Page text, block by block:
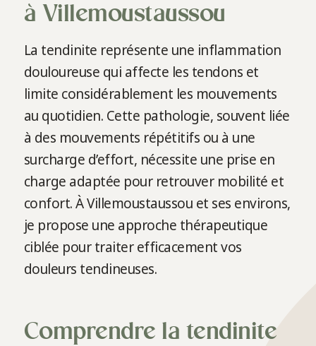
à Villemoustaussou
La tendinite représente une inflammation
douloureuse qui affecte les tendons et
limite considérablement les mouvements
au quotidien. Cette pathologie, souvent liée
à des mouvements répétitifs ou à une
surcharge d’effort, nécessite une prise en
charge adaptée pour retrouver mobilité et
confort. À Villemoustaussou et ses environs,
je propose une approche thérapeutique
ciblée pour traiter efficacement vos
douleurs tendineuses.
Comprendre la tendinite